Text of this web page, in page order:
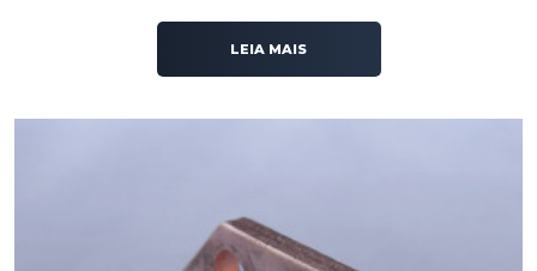
segurança e estabilidade operacional.
LEIA MAIS